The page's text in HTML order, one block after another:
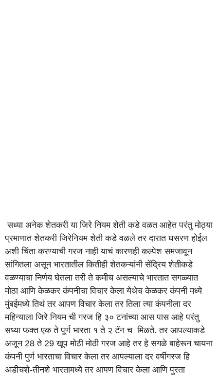
सध्या अनेक शेतकरी या जिरे नियम शेती कडे वळत आहेत परंतु मोठ्या
प्रमाणात शेतकरी जिरेनियम शेती कडे वळले तर दारात घसरण होईल
अशी चिंता करण्याची गरज नाही याचं कारणही कल्पेश समजावून
सांगितला असून भारतातील कितीही शेतकऱ्यांनी सेंद्रिय शेतीकडे
वळण्याचा निर्णय घेतला तरी ते कमीच असल्याचे भारतात सगळ्यात
मोठा आणि केळकर कंपनीचा विचार केला येथेच केळकर कंपनी मध्ये
मुंबईमध्ये तिथं तर आपण विचार केला तर तिला त्या कंपनीला दर
महिन्याला जिरे नियम ची गरज हि ३० टनांच्या आस पास आहे परंतु
सध्या फक्त एक ते पूर्ण भारता १ ते २ टॅन च मिळते. तर आपल्याकडे
अजून 28 ते 29 खूप मोठी मोठी गरज आहे तर हे सगळे बाहेरून चायना
कंपनी पुर्ण भारताचा विचार केला तर आपल्याला दर वर्षीगरज हि
अडीचशे-तीनशे भारतामध्ये तर आपण विचार केला आणि पुरता